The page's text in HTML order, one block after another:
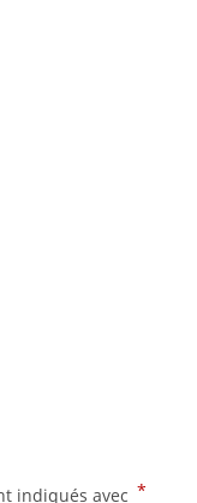
indiqués avec *